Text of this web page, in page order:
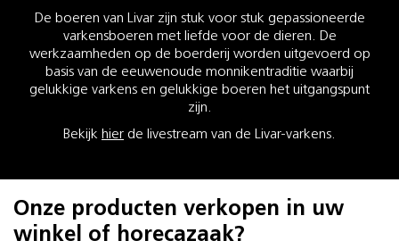
De boeren van Livar zijn stuk voor stuk gepassioneerde
varkensboeren met liefde voor de dieren. De
werkzaamheden op de boerderij worden uitgevoerd op
basis van de eeuwenoude monnikentraditie waarbij
gelukkige varkens en gelukkige boeren het uitgangspunt
zijn.
Bekijk hier de livestream van de Livar-varkens.
Onze producten verkopen in uw
winkel of horecazaak?